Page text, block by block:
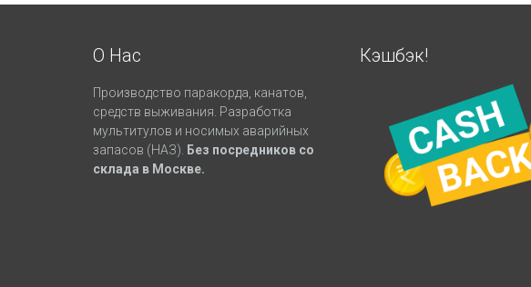
О Нас
Производство паракорда, канатов,
средств выживания. Разработка
мультитулов и носимых аварийных
запасов (НАЗ).
Без посредников со
склада в Москве.
Кэшбэк!